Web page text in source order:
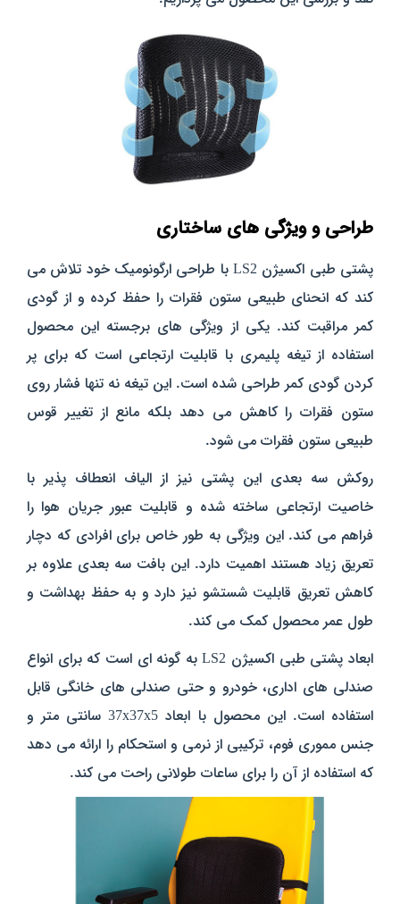
طراحی و ویژگی‌ های ساختاری
پشتی طبی اکسیژن LS2 با طراحی ارگونومیک خود تلاش می‌
کند که انحنای طبیعی ستون فقرات را حفظ کرده و از گودی
کمر مراقبت کند. یکی از ویژگی‌ های برجسته این محصول
استفاده از تیغه پلیمری با قابلیت ارتجاعی است که برای پر
کردن گودی کمر طراحی شده است. این تیغه نه‌ تنها فشار روی
ستون فقرات را کاهش می‌ دهد بلکه مانع از تغییر قوس
طبیعی ستون فقرات می‌ شود.
روکش سه‌ بعدی این پشتی نیز از الیاف انعطاف‌ پذیر با
خاصیت ارتجاعی ساخته شده و قابلیت عبور جریان هوا را
فراهم می‌ کند. این ویژگی به طور خاص برای افرادی که دچار
تعریق زیاد هستند اهمیت دارد. این بافت سه‌ بعدی علاوه بر
کاهش تعریق قابلیت شستشو نیز دارد و به حفظ بهداشت و
طول عمر محصول کمک می‌ کند.
ابعاد پشتی طبی اکسیژن LS2 به گونه‌ ای است که برای انواع
صندلی‌ های اداری، خودرو و حتی صندلی‌ های خانگی قابل
استفاده است. این محصول با ابعاد 37x37x5 سانتی‌ متر و
جنس مموری فوم، ترکیبی از نرمی و استحکام را ارائه می‌ دهد
که استفاده از آن را برای ساعات طولانی راحت می‌ کند.